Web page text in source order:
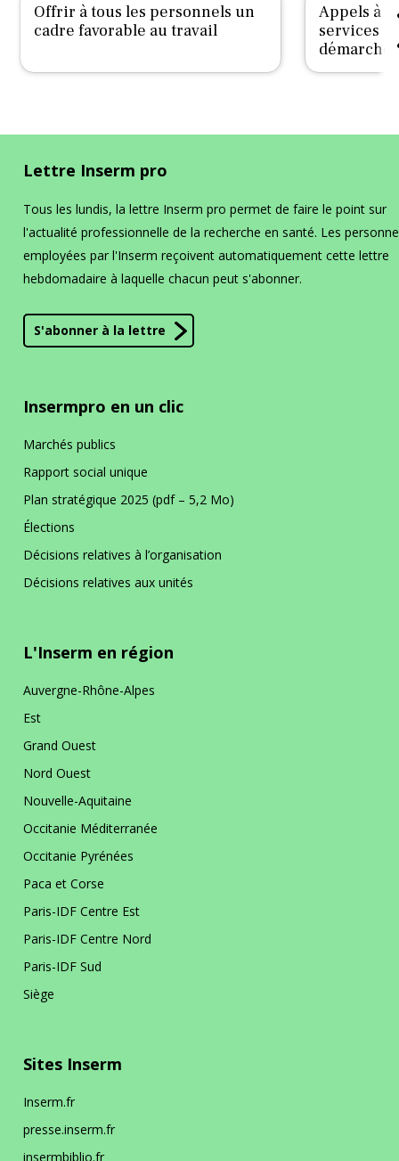
Offrir à tous les personnels un
cadre favorable au travail
Appels à
services
démarches
Lettre Inserm pro
Tous les lundis, la lettre Inserm pro permet de faire le point sur
l'actualité professionnelle de la recherche en santé. Les
employées par l'Inserm reçoivent automatiquement cette lettre
hebdomadaire à laquelle chacun peut s'abonner.
S'abonner à la lettre
Insermpro en un clic
Marchés publics
Rapport social unique
Plan stratégique 2025 (pdf – 5,2 Mo)
Élections
Décisions relatives à l’organisation
Décisions relatives aux unités
L'Inserm en région
Auvergne-Rhône-Alpes
Est
Grand Ouest
Nord Ouest
Nouvelle-Aquitaine
Occitanie Méditerranée
Occitanie Pyrénées
Paca et Corse
Paris-IDF Centre Est
Paris-IDF Centre Nord
Paris-IDF Sud
Siège
Sites Inserm
Inserm.fr
presse.inserm.fr
insermbiblio.fr